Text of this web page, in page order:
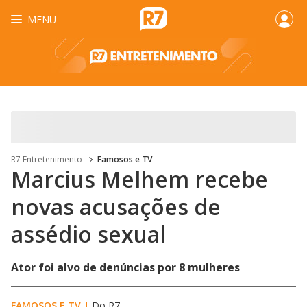
MENU
R7 Entretenimento Famosos e TV
Marcius Melhem recebe
novas acusações de
assédio sexual
Ator foi alvo de denúncias por 8 mulheres